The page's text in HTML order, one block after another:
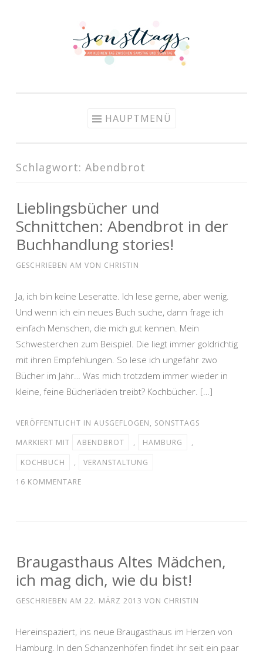
Zum Inhalt springen
HAUPTMENÜ
Schlagwort: Abendbrot
Lieblingsbücher und
Schnittchen: Abendbrot in der
Buchhandlung stories!
GESCHRIEBEN AM VON CHRISTIN
Ja, ich bin keine Leseratte. Ich lese gerne, aber wenig.
Und wenn ich ein neues Buch suche, dann frage ich
einfach Menschen, die mich gut kennen. Mein
Schwesterchen zum Beispiel. Die liegt immer goldrichtig
mit ihren Empfehlungen. So lese ich ungefähr zwo
Bücher im Jahr… Was mich trotzdem immer wieder in
kleine, feine Bücherläden treibt? Kochbücher. […]
VERÖFFENTLICHT IN AUSGEFLOGEN, SONSTTAGS
MARKIERT MIT
ABENDBROT , HAMBURG
,
KOCHBUCH
,
VERANSTALTUNG
16 KOMMENTARE
Braugasthaus Altes Mädchen,
ich mag dich, wie du bist!
GESCHRIEBEN AM 22. MÄRZ 2013 VON CHRISTIN
Hereinspaziert, ins neue Braugasthaus im Herzen von
Hamburg. In den Schanzenhöfen findet ihr seit ein paar